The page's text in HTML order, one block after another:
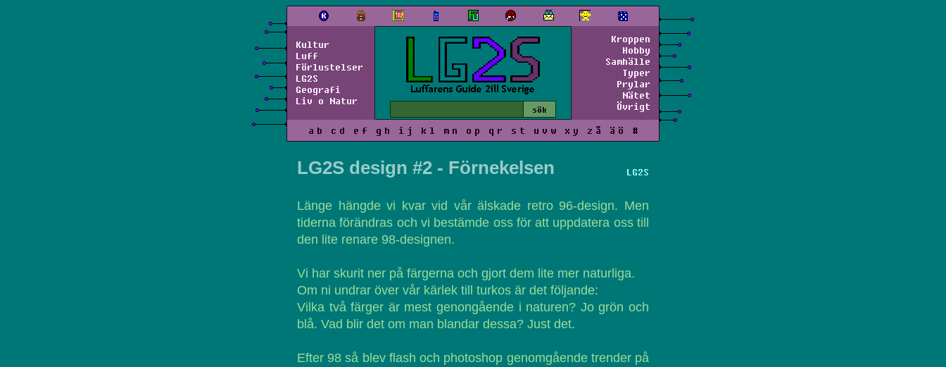
Kultur
Luff
Förlustelser
LG2S
Geografi
Liv o Natur
Kroppen
Hobby
Samhälle
Typer
Prylar
Nätet
Övrigt
a b c d e f g h i j k l m n o p q r s t u v w x y z å ä ö #
LG2S
LG2S design #2 - Förnekelsen
Länge hängde vi kvar vid vår älskade retro 96-design. Men
tiderna förändras och vi bestämde oss för att uppdatera oss till
den lite renare 98-designen.
Vi har skurit ner på färgerna och gjort dem lite mer naturliga.
Om ni undrar över vår kärlek till turkos är det följande:
Vilka två färger är mest genongående i naturen? Jo grön och
blå. Vad blir det om man blandar dessa? Just det.
Efter 98 så blev flash och photoshop genomgående trender på